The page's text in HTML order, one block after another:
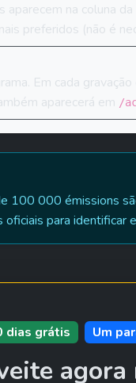
na coluna
preferidos (não é
Em cada
aparecerá em /
100 000 émissions
para identificar
dias grátis Um
agora